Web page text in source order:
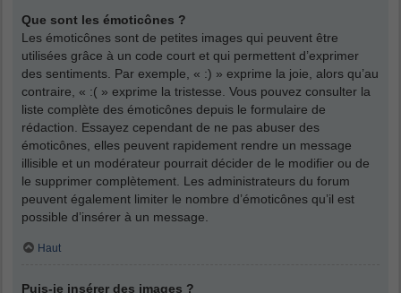
Que sont les émoticônes ?
Les émoticônes sont de petites images qui peuvent être
utilisées grâce à un code court et qui permettent d’exprimer
des sentiments. Par exemple, « :) » exprime la joie, alors qu’au
contraire, « :( » exprime la tristesse. Vous pouvez consulter la
liste complète des émoticônes depuis le formulaire de
rédaction. Essayez cependant de ne pas abuser des
émoticônes, elles peuvent rapidement rendre un message
illisible et un modérateur pourrait décider de le modifier ou de
le supprimer complètement. Les administrateurs du forum
peuvent également limiter le nombre d’émoticônes qu’il est
possible d’insérer à un message.
Haut
Puis-je insérer des images ?